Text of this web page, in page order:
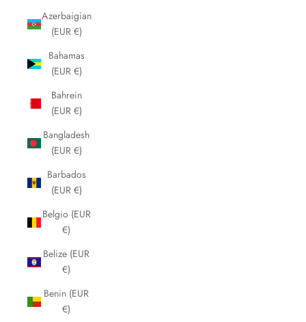
Azerbaigian
(EUR €)
Bahamas
(EUR €)
Bahrein
(EUR €)
Bangladesh
(EUR €)
Barbados
(EUR €)
Belgio (EUR
€)
Belize (EUR
€)
Benin (EUR
€)